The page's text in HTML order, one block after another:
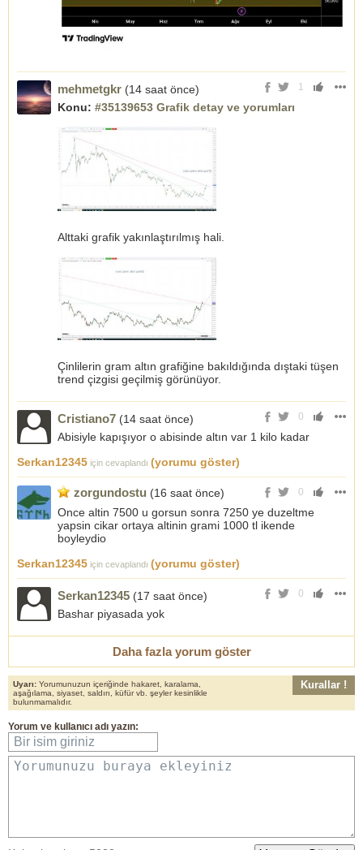
1
mehmetgkr (14 saat önce)
Konu: #35139653 Grafik detay ve yorumları
Alttaki grafik yakınlaştırılmış hali.
Çinlilerin gram altın grafiğine bakıldığında dıştaki tüşen
trend çizgisi geçilmiş görünüyor.
0
Cristiano7 (14 saat önce)
Abisiyle kapışıyor o abisinde altın var 1 kilo kadar
Serkan12345 için cevaplandı (yorumu göster)
0
zorgundostu (16 saat önce)
Once altin 7500 u gorsun sonra 7250 ye duzeltme
yapsin cikar ortaya altinin grami 1000 tl ikende
boyleydio
Serkan12345 için cevaplandı (yorumu göster)
0
Serkan12345 (17 saat önce)
Bashar piyasada yok
Daha fazla yorum göster
Uyarı: Yorumunuzun içeriğinde hakaret, karalama,
aşağılama, siyaset, saldırı, küfür vb. şeyler kesinlikle
bulunmamalıdır.
Kurallar !
Yorum ve kullanıcı adı yazın:
Bir isim giriniz
Yorumunuzu buraya ekleyiniz